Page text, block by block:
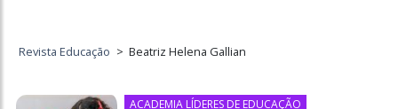
Revista Educação > Beatriz Helena Gallian
ACADEMIA LÍDERES DE EDUCAÇÃO